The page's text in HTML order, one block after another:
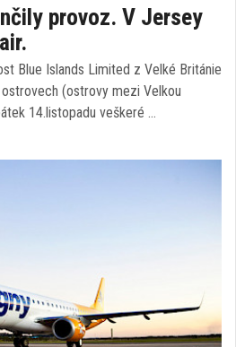
provoz. V Jersey
Blue Islands Limited z Velké Británie
(ostrovy mezi Velkou
14.listopadu veškeré …